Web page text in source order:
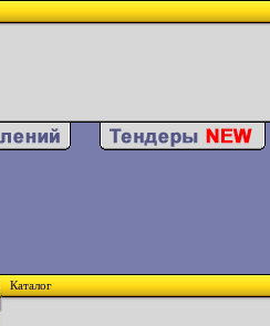
Каталог